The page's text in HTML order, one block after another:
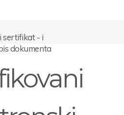
sertifikat - i
dokumenta